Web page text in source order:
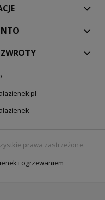
prawa zastrzeżone.
i ogrzewaniem